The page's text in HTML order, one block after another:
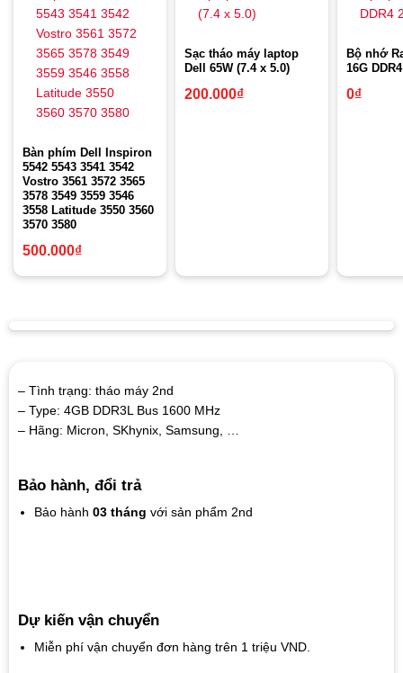
Bàn phím Dell Inspiron
5542 5543 3541 3542
Vostro 3561 3572 3565
3578 3549 3559 3546
3558 Latitude 3550 3560
3570 3580
500.000₫
Sạc tháo máy laptop
Dell 65W (7.4 x 5.0)
200.000₫
Bộ nhớ
16G
0₫
– Tình trạng: tháo máy 2nd
– Type: 4GB DDR3L Bus 1600 MHz
– Hãng: Micron, SKhynix, Samsung, …
Bảo hành, đổi trả
Bảo hành 03 tháng với sản phẩm 2nd
Dự kiến vận chuyển
Miễn phí vận chuyển đơn hàng trên 1 triệu VND.